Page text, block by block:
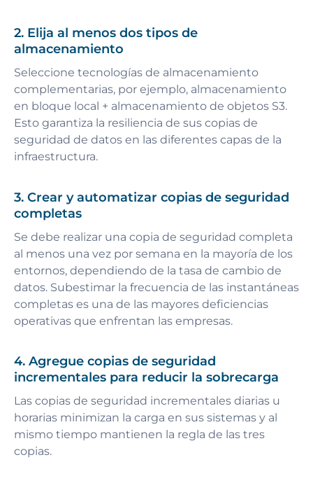
2. Elija al menos dos tipos de
almacenamiento
Seleccione tecnologías de almacenamiento
complementarias, por ejemplo, almacenamiento
en bloque local + almacenamiento de objetos S3.
Esto garantiza la resiliencia de sus copias de
seguridad de datos en las diferentes capas de la
infraestructura.
3. Crear y automatizar copias de seguridad
completas
Se debe realizar una copia de seguridad completa
al menos una vez por semana en la mayoría de los
entornos, dependiendo de la tasa de cambio de
datos. Subestimar la frecuencia de las instantáneas
completas es una de las mayores deficiencias
operativas que enfrentan las empresas.
4. Agregue copias de seguridad
incrementales para reducir la sobrecarga
Las copias de seguridad incrementales diarias u
horarias minimizan la carga en sus sistemas y al
mismo tiempo mantienen la regla de las tres
copias.